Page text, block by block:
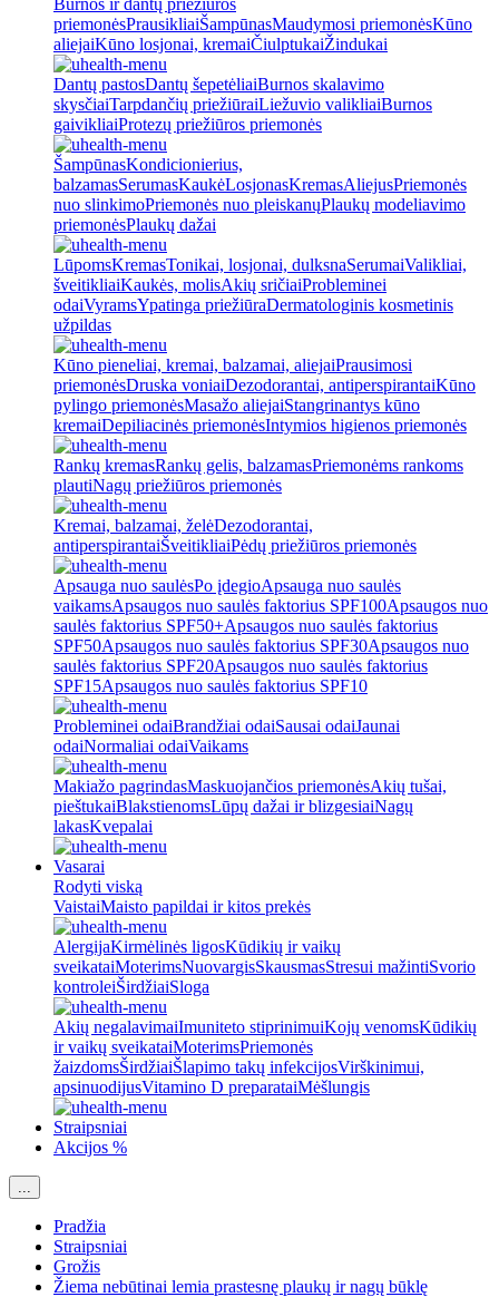
Burnos ir dantų priežiūros
priemonėsPrausikliaiŠampūnasMaudymosi priemonėsKūno
aliejaiKūno losjonai, kremaiČiulptukaiŽindukai
Dantų pastosDantų šepetėliaiBurnos skalavimo
skysčiaiTarpdančių priežiūraiLiežuvio valikliaiBurnos
gaivikliaiProtezų priežiūros priemonės
ŠampūnasKondicionierius,
balzamasSerumasKaukėLosjonasKremasAliejusPriemonės
nuo slinkimoPriemonės nuo pleiskanųPlaukų modeliavimo
priemonėsPlaukų dažai
LūpomsKremasTonikai, losjonai, dulksnaSerumaiValikliai,
šveitikliaiKaukės, molisAkių sričiaiProbleminei
odaiVyramsYpatinga priežiūraDermatologinis kosmetinis
užpildas
Kūno pieneliai, kremai, balzamai, aliejaiPrausimosi
priemonėsDruska voniaiDezodorantai, antiperspirantaiKūno
pylingo priemonėsMasažo aliejaiStangrinantys kūno
kremaiDepiliacinės priemonėsIntymios higienos priemonės
Rankų kremasRankų gelis, balzamasPriemonėms rankoms
plautiNagų priežiūros priemonės
Kremai, balzamai, želėDezodorantai,
antiperspirantaiŠveitikliaiPėdų priežiūros priemonės
Apsauga nuo saulėsPo įdegioApsauga nuo saulės
vaikamsApsaugos nuo saulės faktorius SPF100Apsaugos nuo
saulės faktorius SPF50+Apsaugos nuo saulės faktorius
SPF50Apsaugos nuo saulės faktorius SPF30Apsaugos nuo
saulės faktorius SPF20Apsaugos nuo saulės faktorius
SPF15Apsaugos nuo saulės faktorius SPF10
Probleminei odaiBrandžiai odaiSausai odaiJaunai
odaiNormaliai odaiVaikams
Makiažo pagrindasMaskuojančios priemonėsAkių tušai,
pieštukaiBlakstienomsLūpų dažai ir blizgesiaiNagų
lakasKvepalai
Vasarai
Rodyti viską
VaistaiMaisto papildai ir kitos prekės
AlergijaKirmėlinės ligosKūdikių ir vaikų
sveikataiMoterimsNuovargisSkausmasStresui mažintiSvorio
kontroleiŠirdžiaiSloga
Akių negalavimaiImuniteto stiprinimuiKojų venomsKūdikių
ir vaikų sveikataiMoterimsPriemonės
žaizdomsŠirdžiaiŠlapimo takų infekcijosVirškinimui,
apsinuodijusVitamino D preparataiMėšlungis
Straipsniai
Akcijos %
...
Pradžia
Straipsniai
Grožis
Žiema nebūtinai lemia prastesnę plaukų ir nagų būklę